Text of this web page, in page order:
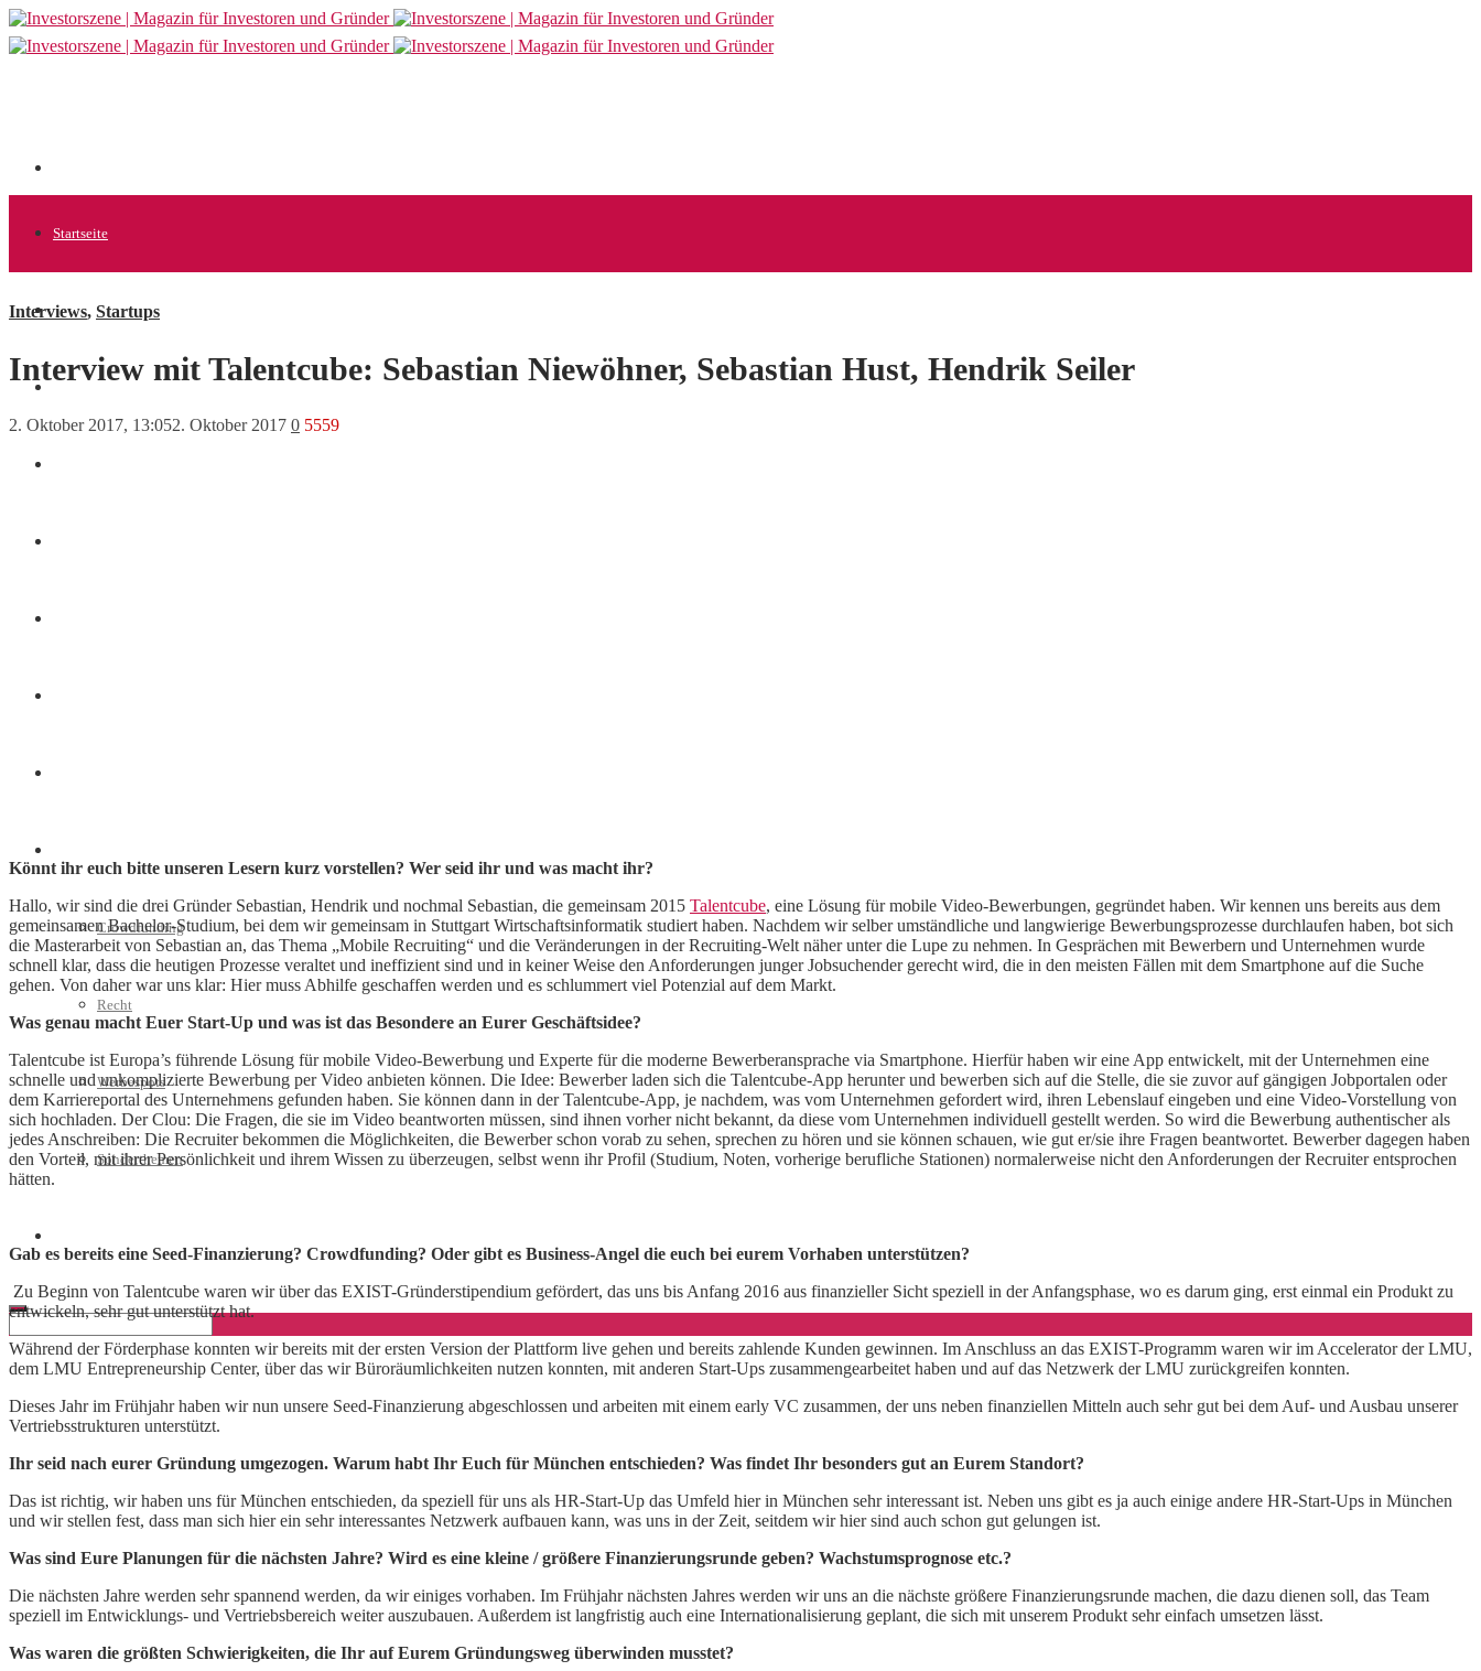
Startseite
Allgemein
Crowdfunding
Recht
Werbespots
Sonderthemen
Interviews, Startups
Interview mit Talentcube: Sebastian Niewöhner, Sebastian Hust, Hendrik Seiler
2. Oktober 2017, 13:052. Oktober 2017 0 5559
Könnt ihr euch bitte unseren Lesern kurz vorstellen? Wer seid ihr und was macht ihr?
Hallo, wir sind die drei Gründer Sebastian, Hendrik und nochmal Sebastian, die gemeinsam 2015 Talentcube, eine Lösung für mobile Video-Bewerbungen, gegründet haben. Wir kennen uns bereits aus dem
gemeinsamen Bachelor-Studium, bei dem wir gemeinsam in Stuttgart Wirtschaftsinformatik studiert haben. Nachdem wir selber umständliche und langwierige Bewerbungsprozesse durchlaufen haben, bot sich
die Masterarbeit von Sebastian an, das Thema „Mobile Recruiting“ und die Veränderungen in der Recruiting-Welt näher unter die Lupe zu nehmen. In Gesprächen mit Bewerbern und Unternehmen wurde
schnell klar, dass die heutigen Prozesse veraltet und ineffizient sind und in keiner Weise den Anforderungen junger Jobsuchender gerecht wird, die in den meisten Fällen mit dem Smartphone auf die Suche
gehen. Von daher war uns klar: Hier muss Abhilfe geschaffen werden und es schlummert viel Potenzial auf dem Markt.
Was genau macht Euer Start-Up und was ist das Besondere an Eurer Geschäftsidee?
Talentcube ist Europa’s führende Lösung für mobile Video-Bewerbung und Experte für die moderne Bewerberansprache via Smartphone. Hierfür haben wir eine App entwickelt, mit der Unternehmen eine
schnelle und unkomplizierte Bewerbung per Video anbieten können. Die Idee: Bewerber laden sich die Talentcube-App herunter und bewerben sich auf die Stelle, die sie zuvor auf gängigen Jobportalen oder
dem Karriereportal des Unternehmens gefunden haben. Sie können dann in der Talentcube-App, je nachdem, was vom Unternehmen gefordert wird, ihren Lebenslauf eingeben und eine Video-Vorstellung von
sich hochladen. Der Clou: Die Fragen, die sie im Video beantworten müssen, sind ihnen vorher nicht bekannt, da diese vom Unternehmen individuell gestellt werden. So wird die Bewerbung authentischer als
jedes Anschreiben: Die Recruiter bekommen die Möglichkeiten, die Bewerber schon vorab zu sehen, sprechen zu hören und sie können schauen, wie gut er/sie ihre Fragen beantwortet. Bewerber dagegen haben
den Vorteil, mit ihrer Persönlichkeit und ihrem Wissen zu überzeugen, selbst wenn ihr Profil (Studium, Noten, vorherige berufliche Stationen) normalerweise nicht den Anforderungen der Recruiter entsprochen
hätten.
Gab es bereits eine Seed-Finanzierung? Crowdfunding? Oder gibt es Business-Angel die euch bei eurem Vorhaben unterstützen?
Zu Beginn von Talentcube waren wir über das EXIST-Gründerstipendium gefördert, das uns bis Anfang 2016 aus finanzieller Sicht speziell in der Anfangsphase, wo es darum ging, erst einmal ein Produkt zu
entwickeln, sehr gut unterstützt hat.
Während der Förderphase konnten wir bereits mit der ersten Version der Plattform live gehen und bereits zahlende Kunden gewinnen. Im Anschluss an das EXIST-Programm waren wir im Accelerator der LMU,
dem LMU Entrepreneurship Center, über das wir Büroräumlichkeiten nutzen konnten, mit anderen Start-Ups zusammengearbeitet haben und auf das Netzwerk der LMU zurückgreifen konnten.
Dieses Jahr im Frühjahr haben wir nun unsere Seed-Finanzierung abgeschlossen und arbeiten mit einem early VC zusammen, der uns neben finanziellen Mitteln auch sehr gut bei dem Auf- und Ausbau unserer
Vertriebsstrukturen unterstützt.
Ihr seid nach eurer Gründung umgezogen. Warum habt Ihr Euch für München entschieden? Was findet Ihr besonders gut an Eurem Standort?
Das ist richtig, wir haben uns für München entschieden, da speziell für uns als HR-Start-Up das Umfeld hier in München sehr interessant ist. Neben uns gibt es ja auch einige andere HR-Start-Ups in München
und wir stellen fest, dass man sich hier ein sehr interessantes Netzwerk aufbauen kann, was uns in der Zeit, seitdem wir hier sind auch schon gut gelungen ist.
Was sind Eure Planungen für die nächsten Jahre? Wird es eine kleine / größere Finanzierungsrunde geben? Wachstumsprognose etc.?
Die nächsten Jahre werden sehr spannend werden, da wir einiges vorhaben. Im Frühjahr nächsten Jahres werden wir uns an die nächste größere Finanzierungsrunde machen, die dazu dienen soll, das Team
speziell im Entwicklungs- und Vertriebsbereich weiter auszubauen. Außerdem ist langfristig auch eine Internationalisierung geplant, die sich mit unserem Produkt sehr einfach umsetzen lässt.
Was waren die größten Schwierigkeiten, die Ihr auf Eurem Gründungsweg überwinden musstet?